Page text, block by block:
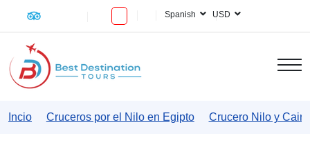
Spanish USD
Incio Cruceros por el Nilo en Egipto Crucero Nilo y Cairo